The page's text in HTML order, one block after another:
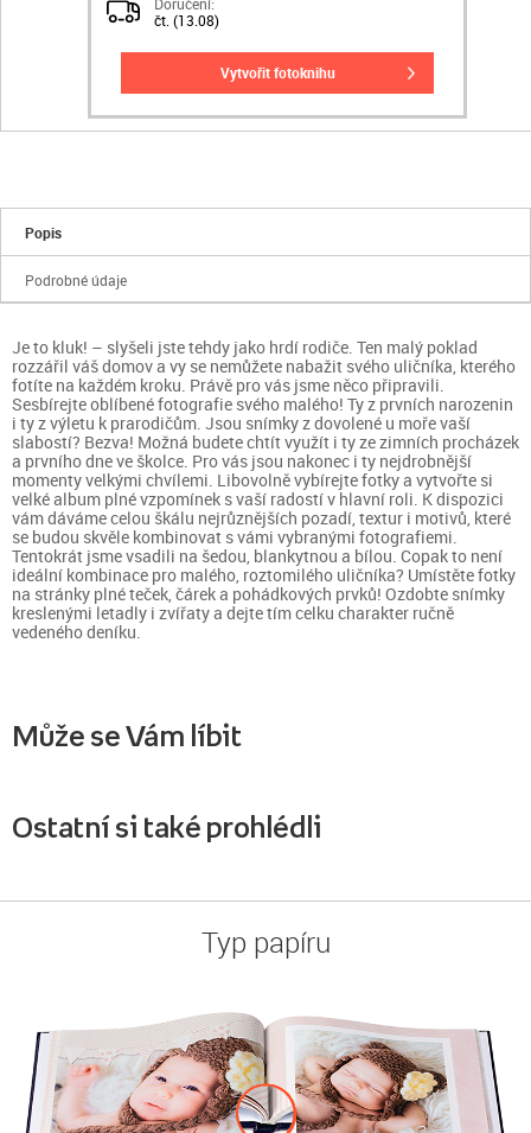
čt. (13.08)
vytvořit fotoknihu
Popis
Podrobné údaje
Je to kluk! – slyšeli jste tehdy jako hrdí rodiče. Ten malý poklad
rozzářil váš domov a vy se nemůžete nabažit svého uličníka, kterého
fotíte na každém kroku. Právě pro vás jsme něco připravili.
Sesbírejte oblíbené fotografie svého malého! Ty z prvních narozenin
i ty z výletu k prarodičům. Jsou snímky z dovolené u moře vaší
slabostí? Bezva! Možná budete chtít využít i ty ze zimních procházek
a prvního dne ve školce. Pro vás jsou nakonec i ty nejdrobnější
momenty velkými chvílemi. Libovolně vybírejte fotky a vytvořte si
velké album plné vzpomínek s vaší radostí v hlavní roli. K dispozici
vám dáváme celou škálu nejrůznějších pozadí, textur i motivů, které
se budou skvěle kombinovat s vámi vybranými fotografiemi.
Tentokrát jsme vsadili na šedou, blankytnou a bílou. Copak to není
ideální kombinace pro malého, roztomilého uličníka? Umístěte fotky
na stránky plné teček, čárek a pohádkových prvků! Ozdobte snímky
kreslenými letadly i zvířaty a dejte tím celku charakter ručně
vedeného deníku.
Může se Vám líbit
Ostatní si také prohlédli
Typ papíru